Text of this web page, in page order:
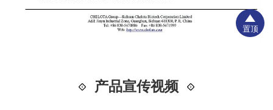
产品宣传视频
置顶